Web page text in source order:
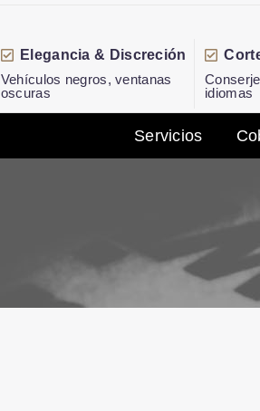
Elegancia & Discreción
Vehículos negros, ventanas
oscuras
idiomas
Servicios